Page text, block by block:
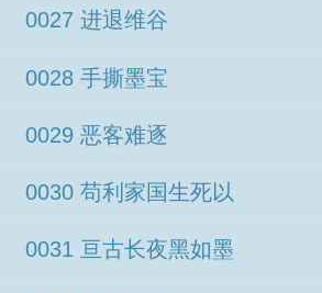
0027 进退维谷
0028 手撕墨宝
0029 恶客难逐
0030 苟利家国生死以
0031 亘古长夜黑如墨